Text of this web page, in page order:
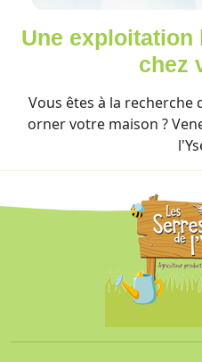
Une
chez
Vous êtes à la
orner votre maison ?